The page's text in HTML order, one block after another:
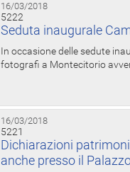
16/03/2018
5222
Seduta inaugurale
In occasione delle sedute
fotografi a Montecitorio
16/03/2018
5221
Dichiarazioni
anche presso il